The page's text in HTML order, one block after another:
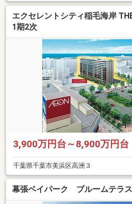
エクセレントシティ稲毛海岸
1期2次
3,900万円台～8,900万円台
千葉県千葉市美浜区高洲３
幕張ベイパーク ブルームテラ